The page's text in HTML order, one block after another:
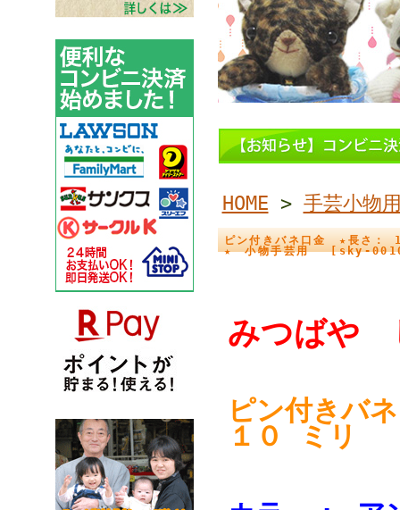
HOME > 手芸小物
ピン付きバネ口金 ★長さ
★ 小物手芸用 [sky-
みつばや
ピン付き
１０ ミリ